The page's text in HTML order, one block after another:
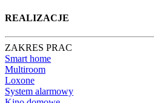
REALIZACJE
ZAKRES PRAC
Smart home
Multiroom
Loxone
System alarmowy